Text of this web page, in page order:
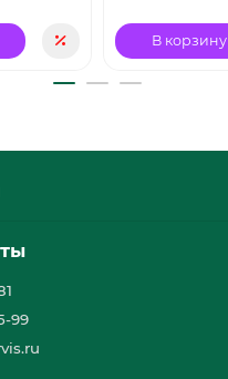
В корзину
99